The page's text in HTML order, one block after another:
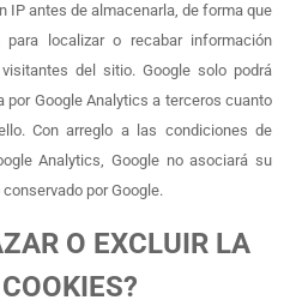
IP antes de almacenarla, de forma que
localizar o recabar información
del sitio. Google solo podrá
por Google Analytics a terceros cuanto
Con arreglo a las condiciones de
Analytics, Google no asociará su
por Google.
O EXCLUIR LA